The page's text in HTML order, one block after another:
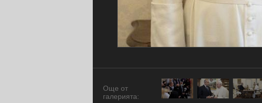
Още от
галерията: